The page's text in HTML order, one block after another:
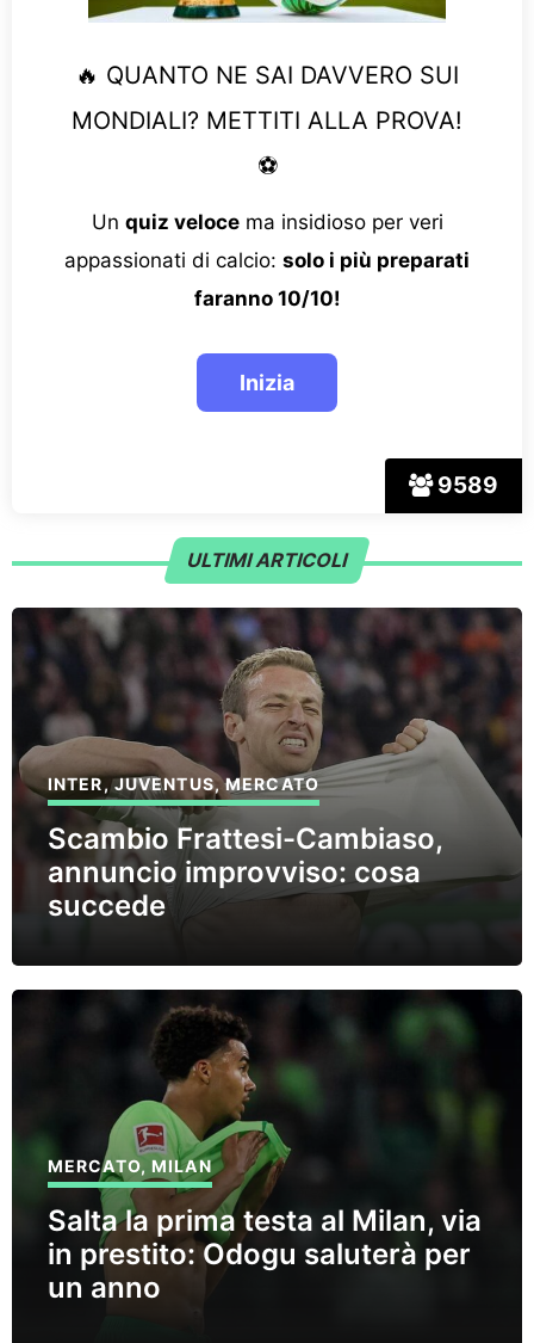
9589
🔥 QUANTO NE SAI DAVVERO SUI
MONDIALI? METTITI ALLA PROVA!
⚽
Un quiz velocema insidioso per veri
appassionati di calcio: solo i più preparati
faranno 10/10!
ULTIMI ARTICOLI
INTER,JUVENTUS,MERCATO
Scambio Frattesi-Cambiaso,
annuncio improvviso: cosa
succede
MERCATO, MILAN
Salta la prima testa al Milan, via
in prestito: Odogu saluterà per
un anno